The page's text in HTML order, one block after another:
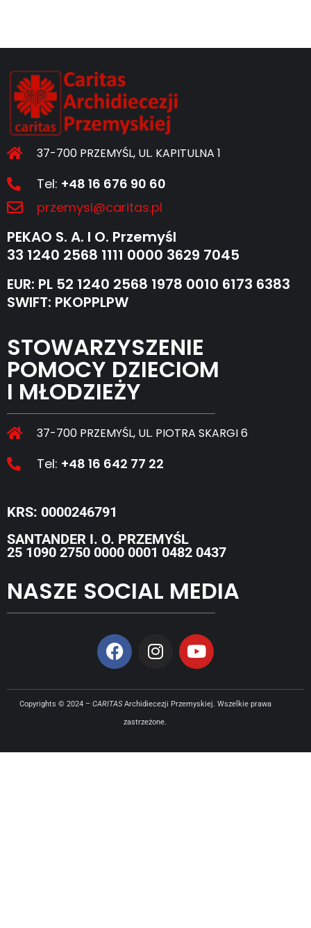
37-700 PRZEMYŚL, UL. KAPITULNA 1
Tel: +48 16 676 90 60
przemysl@caritas.pl
PEKAO S. A. I O. Przemyśl
33 1240 2568 1111 0000 3629 7045
EUR: PL 52 1240 2568 1978 0010 6173 6383
SWIFT: PKOPPLPW
STOWARZYSZENIE
POMOCY DZIECIOM
I MŁODZIEŻY
37-700 PRZEMYŚL, UL. PIOTRA SKARGI 6
Tel: +48 16 642 77 22
KRS: 0000246791
SANTANDER I. O. PRZEMYŚL
25 1090 2750 0000 0001 0482 0437
NASZE SOCIAL MEDIA
Copyrights © 2024 – CARITASArchidiecezji Przemyskiej. Wszelkie prawa
zastrzeżone.